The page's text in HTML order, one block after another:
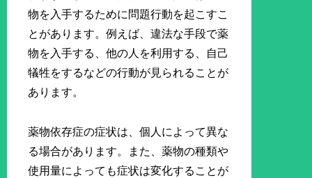
物を入手するために問題行動を起こすこ
とがあります。例えば、違法な手段で薬
物を入手する、他の人を利用する、自己
犠牲をするなどの行動が見られることが
あります。
薬物依存症の症状は、個人によって異な
る場合があります。また、薬物の種類や
使用量によっても症状は変化することが